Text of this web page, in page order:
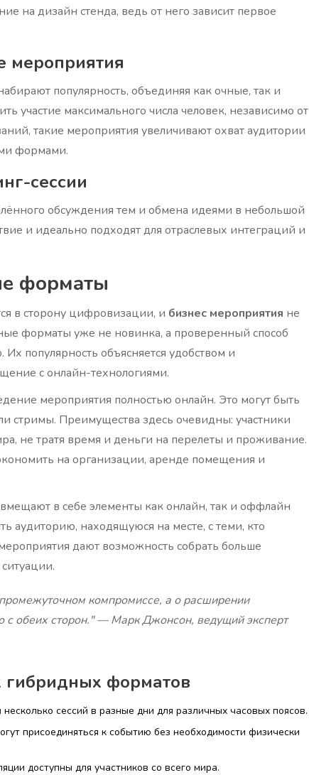
на дизайн стенда, ведь от него зависит первое
мероприятия
популярность, объединяя как очные, так и
участие максимального числа человек, независимо от
такие мероприятия увеличивают охват аудитории
формами.
сессии
обсуждения тем и обмена идеями в небольшой
и идеально подходят для отраслевых интеграций и
форматы
в сторону цифровизации, и бизнес мероприятия не
форматы уже не новинка, а проверенный способ
популярность объясняется удобством и
с онлайн-технологиями.
мероприятия полностью онлайн. Это могут быть
стримы. Преимущества здесь очевидны: участники
не тратя время и деньги на перелеты и проживание.
на организации, аренде помещения и
в себе элементы как онлайн, так и оффлайн
аудиторию, находящуюся на месте, с теми, кто
дают возможность собрать больше
компромиссе, а о расширении
с обеих сторон." — Марк Джонсон, ведущий эксперт
форматов
сессий в разные дни для различных часовых поясов.
присоединяться к событию без необходимости физически
доступны для участников со всего мира.